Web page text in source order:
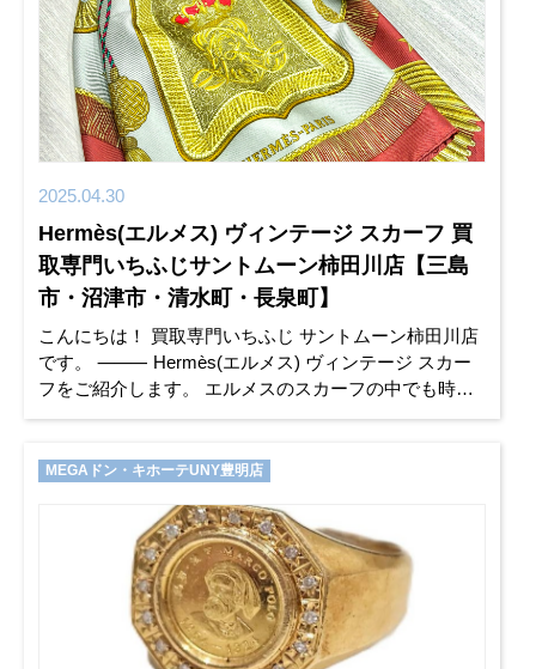
2025.04.30
Hermès(エルメス) ヴィンテージ スカーフ 買
取専門いちふじサントムーン柿田川店【三島
市・沼津市・清水町・長泉町】
こんにちは！ 買取専門いちふじ サントムーン柿田川店
です。 ⸻ Hermès(エルメス) ヴィンテージ スカー
フをご紹介します。 エルメスのスカーフの中でも時代
を超えて愛され続けるデザインが「Brides de Gal
MEGAドン・キホーテUNY豊明店